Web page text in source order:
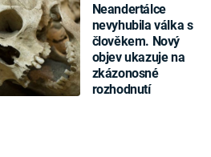
Neandertálce
nevyhubila válka s
člověkem. Nový
objev ukazuje na
zkázonosné
rozhodnutí